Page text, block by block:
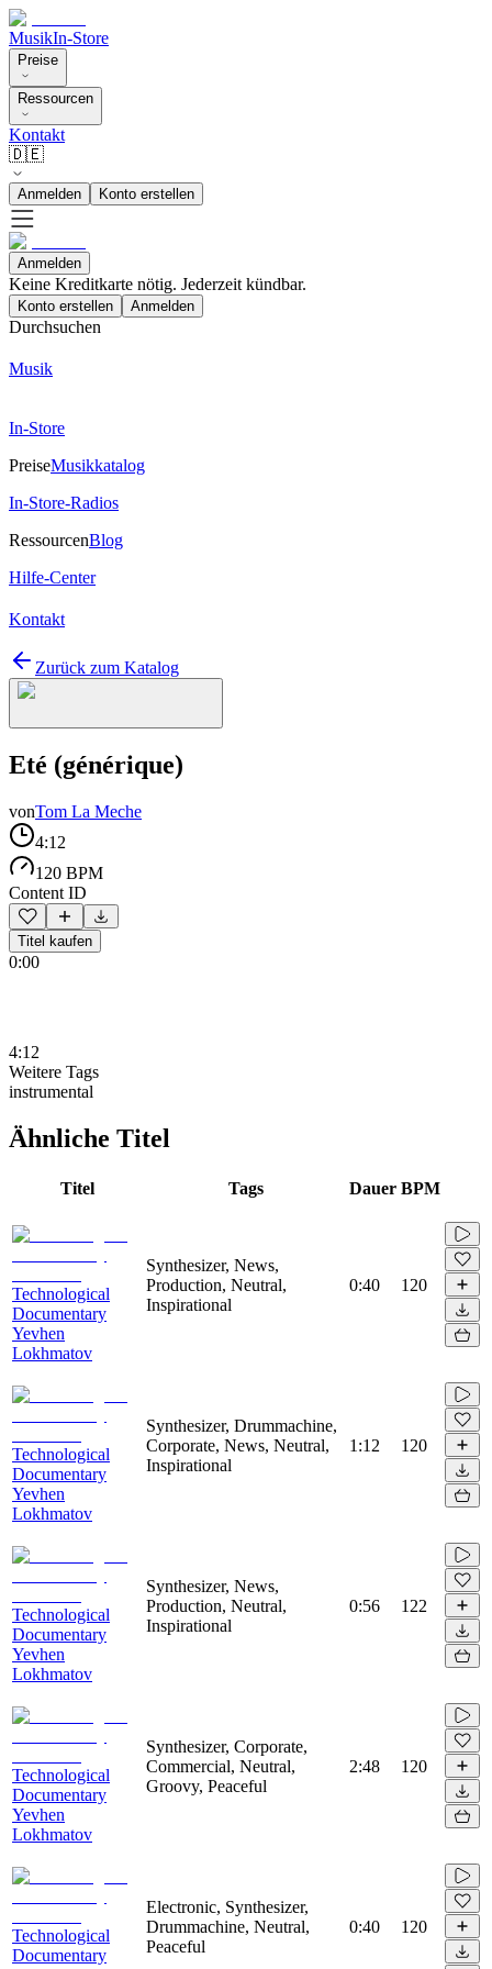
MusikIn-Store
Preise
Ressourcen
Kontakt
🇩🇪
Anmelden Konto erstellen
Anmelden
Keine Kreditkarte nötig. Jederzeit kündbar.
Konto erstellen Anmelden
Durchsuchen
Musik
In-Store
PreiseMusikkatalog
In-Store-Radios
RessourcenBlog
Hilfe-Center
Kontakt
Zurück zum Katalog
Eté (générique)
vonTom La Meche
4:12
120 BPM
Content ID
Titel kaufen
0:00
4:12
Weitere Tags
instrumental
Ähnliche Titel
Titel Tags Dauer BPM
Technological
Documentary
Yevhen
Lokhmatov
Synthesizer, News,
Production, Neutral,
Inspirational
0:40 120
Technological
Documentary
Yevhen
Lokhmatov
Synthesizer, Drummachine,
Corporate, News, Neutral,
Inspirational
1:12 120
Technological
Documentary
Yevhen
Lokhmatov
Synthesizer, News,
Production, Neutral,
Inspirational
0:56 122
Technological
Documentary
Yevhen
Lokhmatov
Synthesizer, Corporate,
Commercial, Neutral,
Groovy, Peaceful
2:48 120
Technological
Documentary
Electronic, Synthesizer,
Drummachine, Neutral,
Peaceful
0:40 120